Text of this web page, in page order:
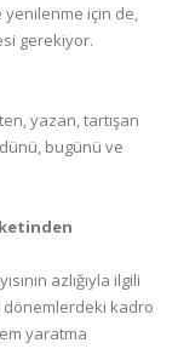
yenilenme için de,
gerekiyor.
yazan, tartışan
bugünü ve
azlığıyla ilgili
dönemlerdeki kadro
yaratma